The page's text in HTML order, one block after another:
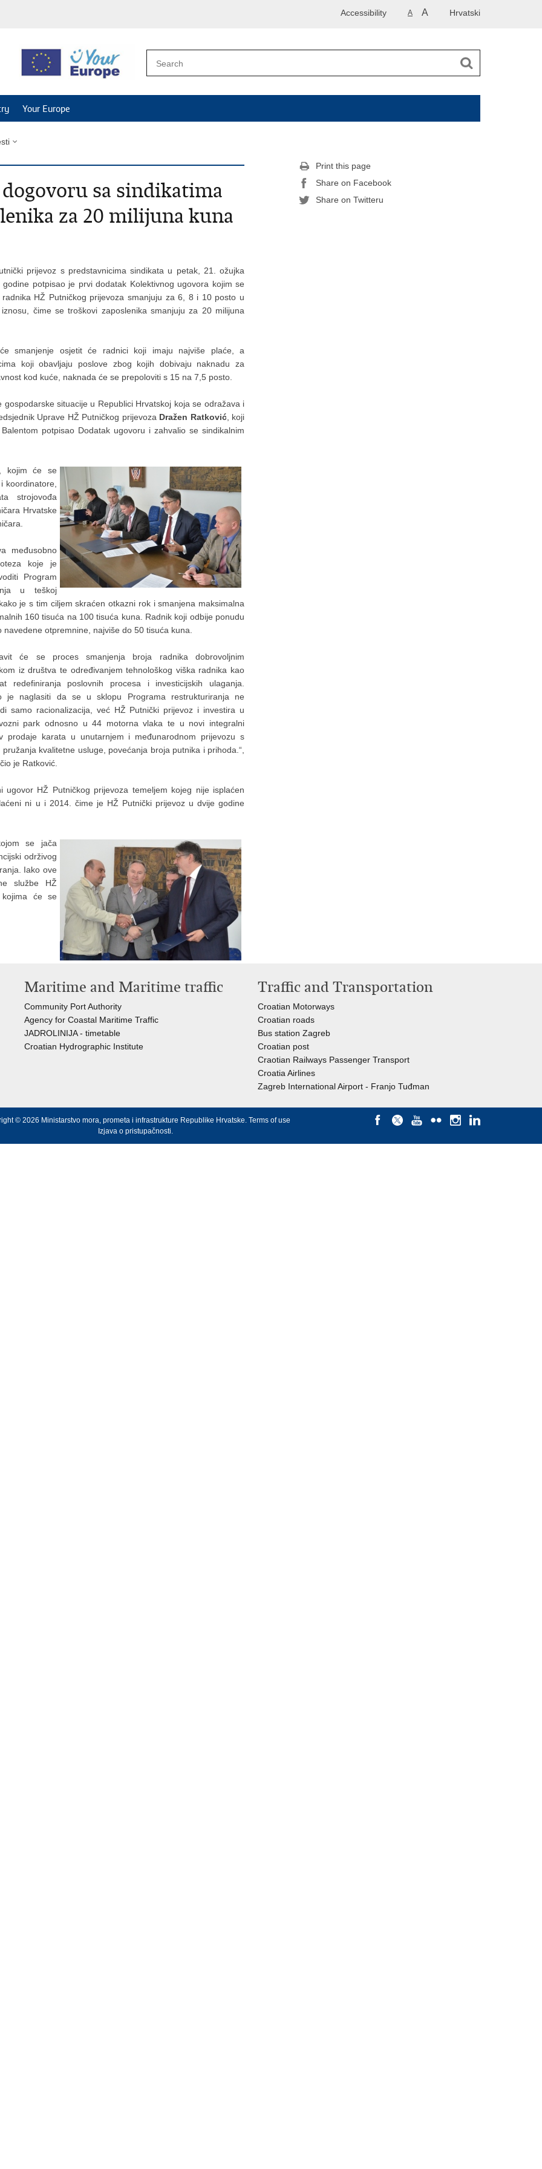
Hrvatski
A A
Accessibility
Your Europe
sa sindikatima
za 20 milijuna kuna
prijevoz s predstavnicima sindikata u petak, 21. ožujka
godine potpisao je prvi dodatak Kolektivnog ugovora kojim se
radnika HŽ Putničkog prijevoza smanjuju za 6, 8 i 10 posto u
iznosu, čime se troškovi zaposlenika smanjuju za 20 milijuna
smanjenje osjetit će radnici koji imaju najviše plaće, a
koji obavljaju poslove zbog kojih dobivaju naknadu za
kod kuće, naknada će se prepoloviti s 15 na 7,5 posto.
situacije u Republici Hrvatskoj koja se odražava i
Uprave HŽ Putničkog prijevozaDražen Ratković, koji
potpisao Dodatak ugovoru i zahvalio se sindikalnim
kojim će se
koordinatore,
strojovođa
Hrvatske
međusobno
koje je
Program
u teškoj
je s tim ciljem skraćen otkazni rok i smanjena maksimalna
160 tisuća na 100 tisuća kuna. Radnik koji odbije ponudu
otpremnine, najviše do 50 tisuća kuna.
će se proces smanjenja broja radnika dobrovoljnim
iz društva te određivanjem tehnološkog viška radnika kao
redefiniranja poslovnih procesa i investicijskih ulaganja.
je naglasiti da se u sklopu Programa restrukturiranja ne
samo racionalizacija, već HŽ Putnički prijevoz i investira u
park odnosno u 44 motorna vlaka te u novi integralni
prodaje karata u unutarnjem i međunarodnom prijevozu s
pružanja kvalitetne usluge, povećanja broja putnika i prihoda.“,
je Ratković.
HŽ Putničkog prijevoza temeljem kojeg nije isplaćen
ni u i 2014. čime je HŽ Putnički prijevoz u dvije godine
se jača
održivog
Iako ove
službe HŽ
će se
Print this page
Share on Facebook
Share on Twitteru
Maritime and Maritime traffic
Community Port Authority
Agency for Coastal Maritime Traffic
JADROLINIJA - timetable
Croatian Hydrographic Institute
Traffic and Transportation
Croatian Motorways
Croatian roads
Bus station Zagreb
Croatian post
Craotian Railways Passenger Transport
Croatia Airlines
Zagreb International Airport - Franjo Tuđman
© 2026 Ministarstvo mora, prometa i infrastrukture Republike Hrvatske. Terms of use
Izjava o pristupačnosti.